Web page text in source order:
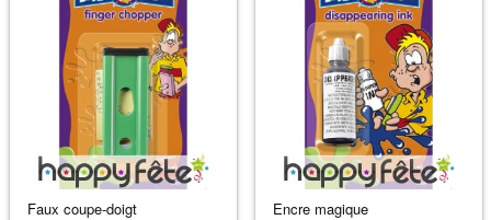
Faux coupe-doigt Encre magique